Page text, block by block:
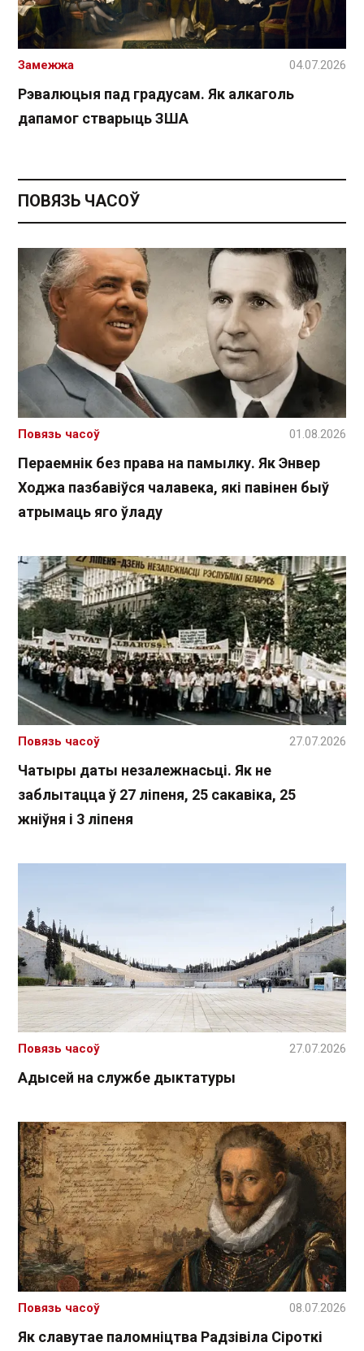
Рэвалюцыя пад градусам. Як алкаголь
дапамог стварыць ЗША
Замежжа 04.07.2026
ПОВЯЗЬ ЧАСОЎ
Пераемнік без права на памылку. Як Энвер
Ходжа пазбавіўся чалавека, які павінен быў
атрымаць яго ўладу
Повязь часоў 01.08.2026
Чатыры даты незалежнасьці. Як не
заблытацца ў 27 ліпеня, 25 сакавіка, 25
жніўня і 3 ліпеня
Повязь часоў 27.07.2026
Адысей на службе дыктатуры
Повязь часоў 27.07.2026
Як славутае паломніцтва Радзівіла Сіроткі
Повязь часоў 08.07.2026